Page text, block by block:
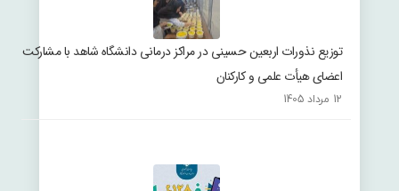
توزیع نذورات اربعین حسینی در مراکز درمانی دانشگاه شاهد با مشارکت
اعضای هیأت علمی و کارکنان
12 مرداد 1405